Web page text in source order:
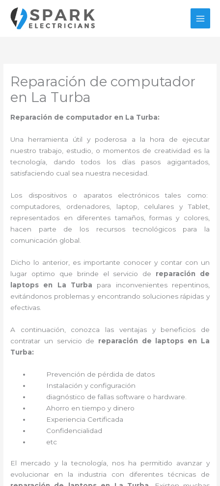
contenido
Reparación de computador
en La Turba
Reparación de computador en La Turba:
Una herramienta útil y poderosa a la hora de ejecutar
nuestro trabajo, estudio, o momentos de creatividad es la
tecnología, dando todos los días pasos agigantados,
satisfaciendo cual sea nuestra necesidad.
Los dispositivos o aparatos electrónicos tales como:
computadores, ordenadores, laptop, celulares y Tablet,
representados en diferentes tamaños, formas y colores,
hacen parte de los recursos tecnológicos para la
comunicación global.
Dicho lo anterior, es importante conocer y contar con un
lugar optimo que brinde el servicio de reparación de
laptops en La Turba para inconvenientes repentinos,
evitándonos problemas y encontrando soluciones rápidas y
efectivas.
A continuación, conozca las ventajas y beneficios de
contratar un servicio de reparación de laptops en La
Turba:
Prevención de pérdida de datos
Instalación y configuración
diagnóstico de fallas software o hardware
Ahorro en tiempo y dinero
Experiencia Certificada
Confidencialidad
etc
El mercado y la tecnología, nos ha permitido avanzar y
evolucionar en la industria con diferentes técnicas de